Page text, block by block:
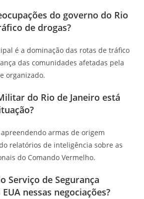
do governo do Rio
de drogas?
é a dominação das rotas de tráfico
das comunidades afetadas pela
organizado.
do Rio de Janeiro está
armas de origem
relatórios de inteligência sobre as
do Comando Vermelho.
Serviço de Segurança
nessas negociações?